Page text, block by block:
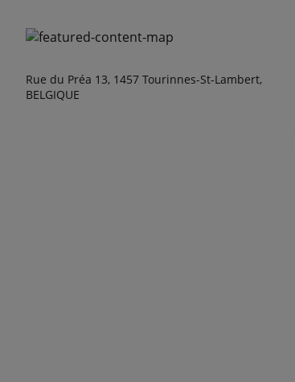
Rue du Préa 13, 1457 Tourinnes-St-Lambert,
BELGIQUE